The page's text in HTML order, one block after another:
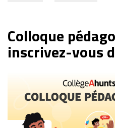
Colloque
inscrivez-vous